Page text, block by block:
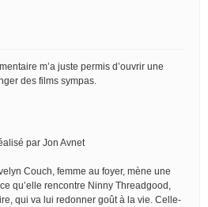
m’a juste permis d’ouvrir une
des films sympas.
par Jon Avnet
Couch, femme au foyer, mène une
qu’elle rencontre Ninny Threadgood,
qui va lui redonner goût à la vie. Celle-